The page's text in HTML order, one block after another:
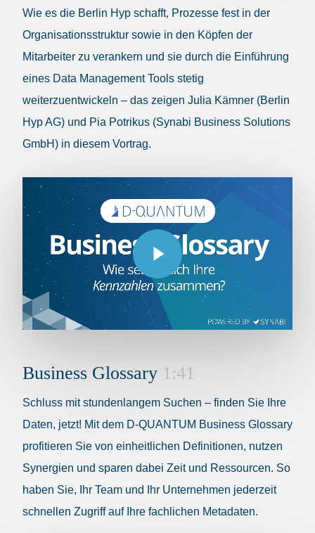
Wie es die Berlin Hyp schafft, Prozesse fest in der
Organisationsstruktur sowie in den Köpfen der
Mitarbeiter zu verankern und sie durch die Einführung
eines Data Management Tools stetig
weiterzuentwickeln – das zeigen Julia Kämner (Berlin
Hyp AG) und Pia Potrikus (Synabi Business Solutions
GmbH) in diesem Vortrag.
Play Video
Play Video
Business Glossary 1:41
Schluss mit stundenlangem Suchen – finden Sie Ihre
Daten, jetzt! Mit dem D-QUANTUM Business Glossary
profitieren Sie von einheitlichen Definitionen, nutzen
Synergien und sparen dabei Zeit und Ressourcen. So
haben Sie, Ihr Team und Ihr Unternehmen jederzeit
schnellen Zugriff auf Ihre fachlichen Metadaten.